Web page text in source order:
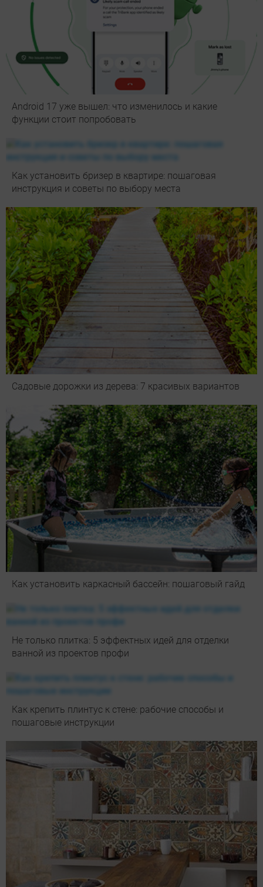
Android 17 уже вышел: что изменилось и какие
функции стоит попробовать
Как установить бризер в квартире: пошаговая
инструкция и советы по выбору места
Садовые дорожки из дерева: 7 красивых вариантов
Как установить каркасный бассейн: пошаговый гайд
Не только плитка: 5 эффектных идей для отделки
ванной из проектов профи
Как крепить плинтус к стене: рабочие способы и
пошаговые инструкции